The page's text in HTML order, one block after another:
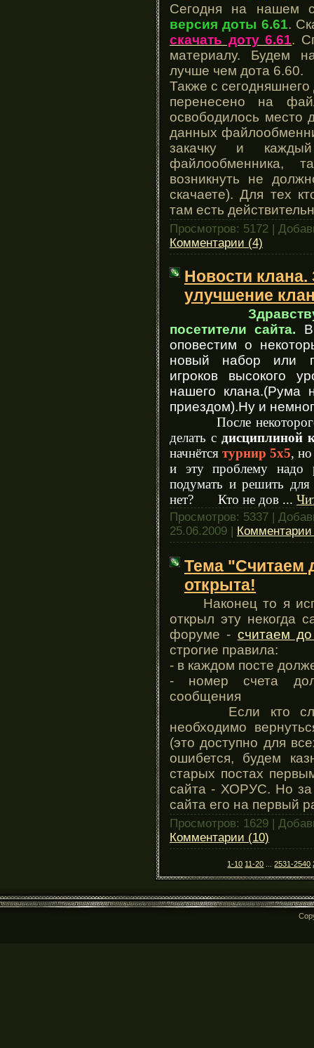
Сегодня на нашем
версия доты 6.61.
скачать доту 6.61.
материалу. Будем
лучше чем дота 6.60.
Также с
перенесено на
освободилось
данных
закачку и
файлообменника,
возникнуть не
скачаете). Для тех
там есть
Просмотров: 5172 |
Комментарии (4)
Новости
улучшение
посетители сайта.
оповестим о
новый набор или
игроков высокого
нашего клана.(Рума
приездом).Ну и
После некоторого
делать с дисциплиной
начнётся турнир 5х5,
и эту проблему надо
подумать и решить для
нет? Кто не дов ...
Просмотров: 5337 |
25.06.2009 |
Тема "Считаем
открыта!
Наконец то я
открыл эту некогда
форуме - считаем
строгие правила:
- в каждом посте
- номер счета
сообщения
Если кто
необходимо
(это доступно для
ошибется, будем
старых постах
сайта - ХОРУС. Но за
сайта его на первый
Просмотров: 1629 |
Комментарии (10)
1-10 11-20 2531-2540